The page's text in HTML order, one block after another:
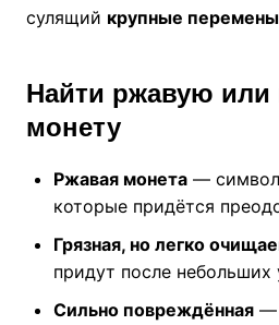
сулящий крупные
Найти ржавую или
монету
Ржавая монета— символ
которые придётся
Грязная, но легко
придут после небольших
Сильно повреждённая—